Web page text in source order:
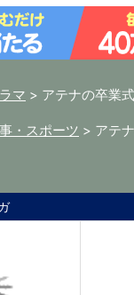
マ
アテナの卒業
・スポーツ
アテ